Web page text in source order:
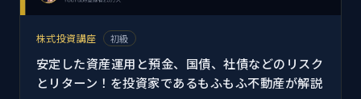
株式投資講座 初級
安定した資産運用と預金、国債、社債などのリスク
とリターン！を投資家であるもふもふ不動産が解説